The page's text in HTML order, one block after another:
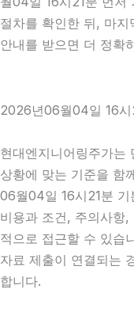
절차를 확인한 뒤, 마
안내를 받으면 더 정확
2026년06월04일 16시
현대엔지니어링주가는
상황에 맞는 기준을 함
06월04일 16시21분
비용과 조건, 주의사항
적으로 접근할 수 있습
자료 제출이 연결되는
합니다.